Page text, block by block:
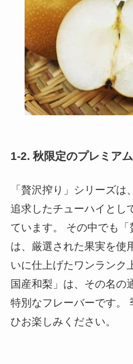
1-2. 秋限定のプレミア
「贅沢搾り」シリーズ
追求したチューハイとし
ています。 その中でも「
は、厳選された果実を使
いに仕上げたワンランク
国産和梨」は、その名の
特別なフレーバーです。
ひお楽しみください。